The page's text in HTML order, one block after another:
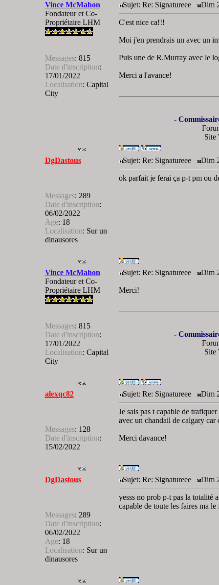
Vince McMahon
Fondateur et Co-
Propriétaire LHM
Messages: 815
Date d'inscription:
17/01/2022
Localisation: Capital
City
Sujet: Re: Signatureee Dim
C'est nice ca!!!
Moi j'en prendrais un avec un
Puis une de R.Murray avec le
Merci a l'avance!
-
Site
DgDastous
Messages: 289
Date d'inscription:
06/02/2022
Age: 18
Localisation: Sur un
dinausores
Sujet: Re: Signatureee Dim
ok parfait je ferai ça p-t pm ou
Vince McMahon
Fondateur et Co-
Propriétaire LHM
Messages: 815
Date d'inscription:
17/01/2022
Localisation: Capital
City
Sujet: Re: Signatureee Dim
Merci!
-
Site
alexqc82
Messages: 128
Date d'inscription:
15/02/2022
Sujet: Re: Signatureee Dim
Je sais pas t capable de
avec un chandail de calgary
Merci davance!
DgDastous
Messages: 289
Date d'inscription:
06/02/2022
Age: 18
Localisation: Sur un
dinausores
Sujet: Re: Signatureee Dim
yesss no prob p-t pas la totalité
capable de toute les faires ma